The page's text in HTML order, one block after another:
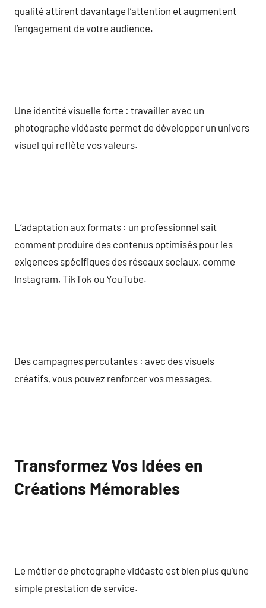
qualité attirent davantage l’attention et augmentent
l’engagement de votre audience.
Une identité visuelle forte : travailler avec un
photographe vidéaste permet de développer un univers
visuel qui reflète vos valeurs.
L’adaptation aux formats : un professionnel sait
comment produire des contenus optimisés pour les
exigences spécifiques des réseaux sociaux, comme
Instagram, TikTok ou YouTube.
Des campagnes percutantes : avec des visuels
créatifs, vous pouvez renforcer vos messages.
Transformez Vos Idées en
Créations Mémorables
Le métier de photographe vidéaste est bien plus qu’une
simple prestation de service.